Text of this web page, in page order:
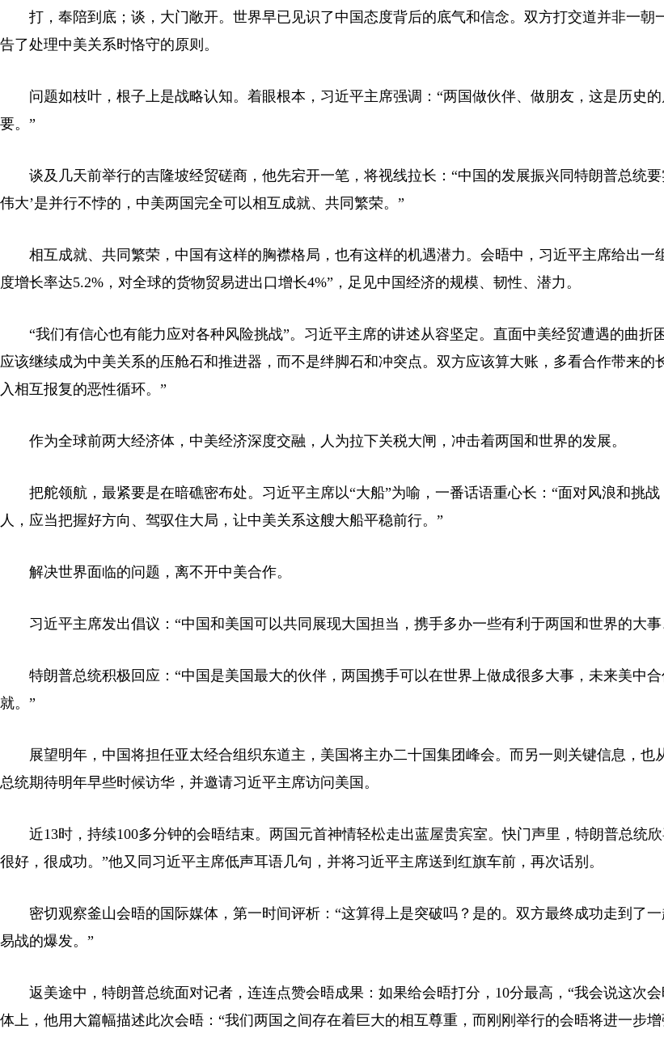
打，奉陪到底；谈，大门敞开。世界早已见识了中国态度背后的底气和信念。双方打交道并非一朝
告了处理中美关系时恪守的原则。
问题如枝叶，根子上是战略认知。着眼根本，习近平主席强调：“两国做伙伴、做朋友，这是历史
要。”
谈及几天前举行的吉隆坡经贸磋商，他先宕开一笔，将视线拉长：“中国的发展振兴同特朗普总统要
伟大’是并行不悖的，中美两国完全可以相互成就、共同繁荣。”
相互成就、共同繁荣，中国有这样的胸襟格局，也有这样的机遇潜力。会晤中，习近平主席给出一
度增长率达5.2%，对全球的货物贸易进出口增长4%”，足见中国经济的规模、韧性、潜力。
“我们有信心也有能力应对各种风险挑战”。习近平主席的讲述从容坚定。直面中美经贸遭遇的曲折
应该继续成为中美关系的压舱石和推进器，而不是绊脚石和冲突点。双方应该算大账，多看合作带来的
入相互报复的恶性循环。”
作为全球前两大经济体，中美经济深度交融，人为拉下关税大闸，冲击着两国和世界的发展。
把舵领航，最紧要是在暗礁密布处。习近平主席以“大船”为喻，一番话语重心长：“面对风浪和挑
人，应当把握好方向、驾驭住大局，让中美关系这艘大船平稳前行。”
解决世界面临的问题，离不开中美合作。
习近平主席发出倡议：“中国和美国可以共同展现大国担当，携手多办一些有利于两国和世界的大
特朗普总统积极回应：“中国是美国最大的伙伴，两国携手可以在世界上做成很多大事，未来美中
就。”
展望明年，中国将担任亚太经合组织东道主，美国将主办二十国集团峰会。而另一则关键信息，也
总统期待明年早些时候访华，并邀请习近平主席访问美国。
近13时，持续100多分钟的会晤结束。两国元首神情轻松走出蓝屋贵宾室。快门声里，特朗普总统
很好，很成功。”他又同习近平主席低声耳语几句，并将习近平主席送到红旗车前，再次话别。
密切观察釜山会晤的国际媒体，第一时间评析：“这算得上是突破吗？是的。双方最终成功走到了
易战的爆发。”
返美途中，特朗普总统面对记者，连连点赞会晤成果：如果给会晤打分，10分最高，“我会说这次
体上，他用大篇幅描述此次会晤：“我们两国之间存在着巨大的相互尊重，而刚刚举行的会晤将进一步